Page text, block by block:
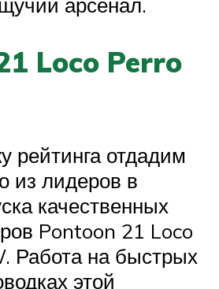
Loco Perro
рейтинга отдадим
из лидеров в
качественных
Pontoon 21 Loco
Работа на быстрых
этой